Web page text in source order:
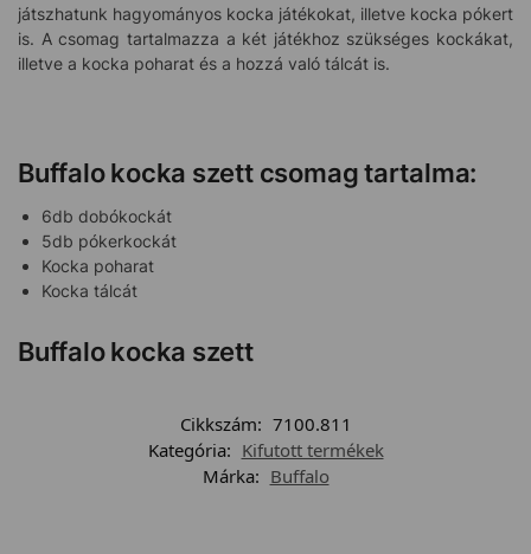
játszhatunk hagyományos kocka játékokat, illetve kocka pókert
is. A csomag tartalmazza a két játékhoz szükséges kockákat,
illetve a kocka poharat és a hozzá való tálcát is.
Buffalo kocka szett csomag tartalma:
6db dobókockát
5db pókerkockát
Kocka poharat
Kocka tálcát
Buffalo kocka szett
Cikkszám: 7100.811
Kategória: Kifutott termékek
Márka: Buffalo